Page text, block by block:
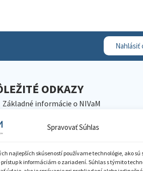
Spravovať Súhlas
najlepších skúseností používame technológie, ako sú
k informáciám o zariadení. Súhlas s týmito
Nahlásiť
ODKAZY
Základné informácie o NIVaM
Kariéra
Pracoviská NIVaM